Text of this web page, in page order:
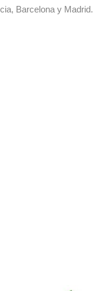
Barcelona y Madrid.